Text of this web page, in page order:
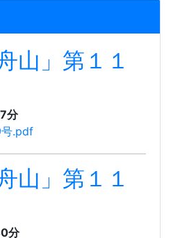
山」第１１
分
号.pdf
山」第１１
分